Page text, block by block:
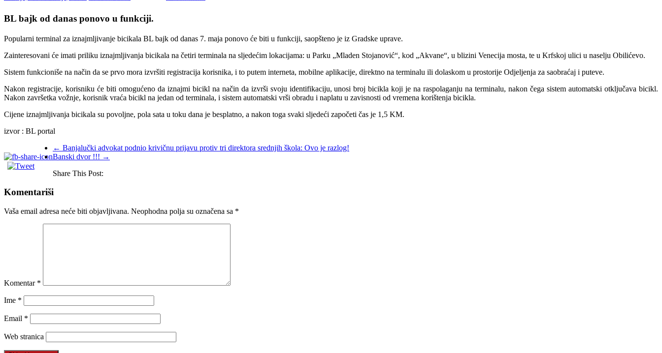
BL bajk od danas ponovo u funkciji.
Popularni terminal za iznajmljivanje bicikala BL bajk od danas 7. maja ponovo će biti u funkciji, saopšteno je iz Gradske uprave.
Zainteresovani će imati priliku iznajmljivanja bicikala na četiri terminala na sljedećim lokacijama: u Parku „Mladen Stojanović“, kod „Akvane“, u blizini Venecija mosta, te u Krfskoj ulici u naselju Obilićevo.
Sistem funkcioniše na način da se prvo mora izvršiti registracija korisnika, i to putem interneta, mobilne aplikacije, direktno na terminalu ili dolaskom u prostorije Odjeljenja za saobraćaj i puteve.
Nakon registracije, korisniku će biti omogućeno da iznajmi bicikl na način da izvrši svoju identifikaciju, unosi broj bicikla koji je na raspolaganju na terminalu, nakon čega sistem automatski otključava bicikl.
Nakon završetka vožnje, korisnik vraća bicikl na jedan od terminala, i sistem automatski vrši obradu i naplatu u zavisnosti od vremena korištenja bicikla.
Cijene iznajmljivanja bicikala su povoljne, pola sata u toku dana je besplatno, a nakon toga svaki sljedeći započeti čas je 1,5 KM.
izvor : BL portal
← Banjalučki advokat podnio krivičnu prijavu protiv tri direktora srednjih škola: Ovo je razlog!
Banski dvor !!! →
Share This Post:
Komentariši
Vaša email adresa neće biti objavljivana. Neophodna polja su označena sa *
Komentar *
Ime *
Email *
Web stranica